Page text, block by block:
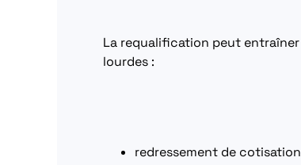
La requalification peut
lourdes :
redressement de